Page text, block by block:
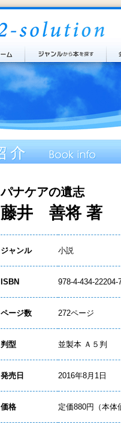
パナケアの遺志
藤井 善将 著
ジャンル 小説
ISBN 978-4-434-22204-
ページ数 272ページ
判型 並製本 Ａ５判
発売日 2016年8月1日
価格 定価880円（本体